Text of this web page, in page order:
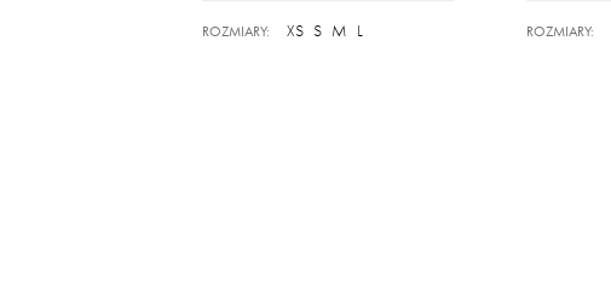
ROZMIARY: XS S M L ROZMIARY: